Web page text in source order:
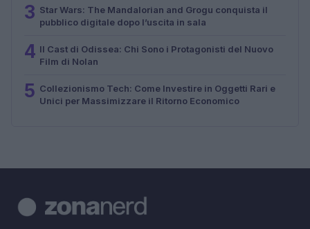
3 Star Wars: The Mandalorian and Grogu conquista il
pubblico digitale dopo l’uscita in sala
4 Il Cast di Odissea: Chi Sono i Protagonisti del Nuovo
Film di Nolan
5 Collezionismo Tech: Come Investire in Oggetti Rari e
Unici per Massimizzare il Ritorno Economico